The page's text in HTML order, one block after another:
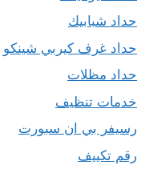
حداد شبابيك
حداد غرف كيربي شينكو
حداد مظلات
خدمات تنظيف
رسيفر بي ان سبورت
رقم تكييف